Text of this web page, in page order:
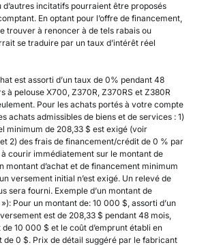
d’autres incitatifs pourraient être proposés
En optant pour l’offre de financement,
trouver à renoncer à de tels rabais ou
se traduire par un taux d’intérêt réel
est assorti d’un taux de 0% pendant 48
à pelouse X700, Z370R, Z370RS et Z380R
Pour les achats portés à votre compte
achats admissibles de biens et de services : 1)
minimum de 208,33 $ est exigé (voir
et 2) des frais de financement/crédit de 0 % par
courir immédiatement sur le montant de
montant d’achat et de financement minimum
versement initial n’est exigé. Un relevé de
sera fourni. Exemple d’un montant de
Pour un montant de: 10 000 $, assorti d’un
est de 208,33 $ pendant 48 mois,
de 10 000 $ et le coût d’emprunt établi en
de 0 $. Prix de détail suggéré par le fabricant